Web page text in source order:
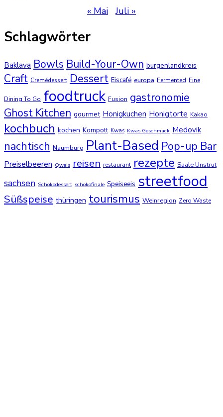
« Mai Juli »
Schlagwörter
Baklava Bowls Build-Your-Own burgenlandkreis
Craft Cremédessert Dessert Eiscafé europa Fermented Fine
Dining To Go foodtruck Fusion gastronomie
Ghost Kitchen gourmet Honigkuchen Honigtorte Kakao
kochbuch kochen Kompott Kwas Kwas Geschmack Medovik
nachtisch Naumburg Plant-Based Pop-up Bar
Preiselbeeren Qweis reisen restaurant rezepte Saale Unstrut
sachsen Schokodessert schokofinale Speiseeis streetfood
Süßspeise thüringen tourismus Weinregion Zero Waste